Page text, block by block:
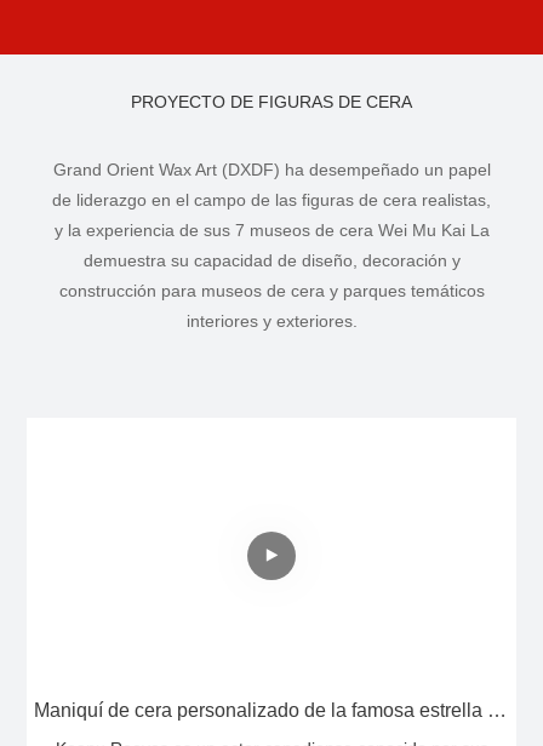
PROYECTO DE FIGURAS DE CERA
Grand Orient Wax Art (DXDF) ha desempeñado un papel
de liderazgo en el campo de las figuras de cera realistas,
y la experiencia de sus 7 museos de cera Wei Mu Kai La
demuestra su capacidad de diseño, decoración y
construcción para museos de cera y parques temáticos
interiores y exteriores.
Maniquí de cera personalizado de la famosa estrella de Hollywood Keanu Reeves | DXDF, Figura de cera Grand Orient